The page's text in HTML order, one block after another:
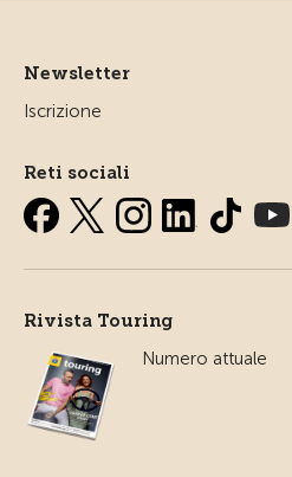
Newsletter
Iscrizione
Reti sociali
Rivista Touring
Numero attuale